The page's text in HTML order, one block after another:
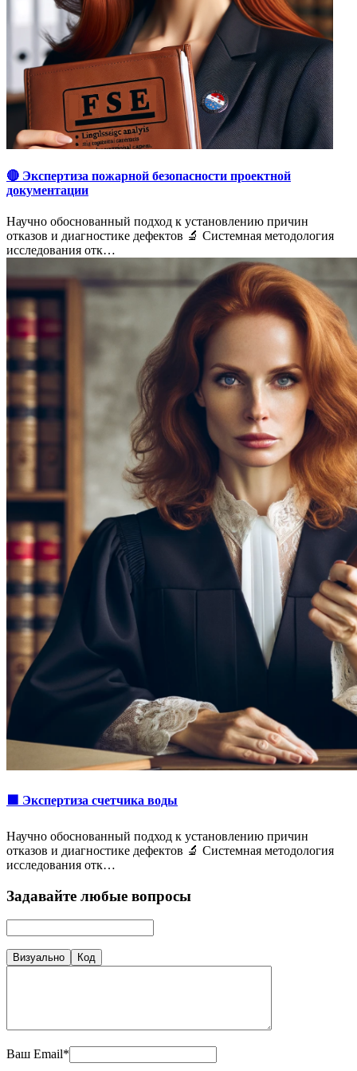
🔴 Экспертиза пожарной безопасности проектной
документации
Научно обоснованный подход к установлению причин
отказов и диагностике дефектов 🔬 Системная методология
исследования отк…
🟩 Экспертиза счетчика воды
Научно обоснованный подход к установлению причин
отказов и диагностике дефектов 🔬 Системная методология
исследования отк…
Задавайте любые вопросы
Визуально Код
Ваш Email*